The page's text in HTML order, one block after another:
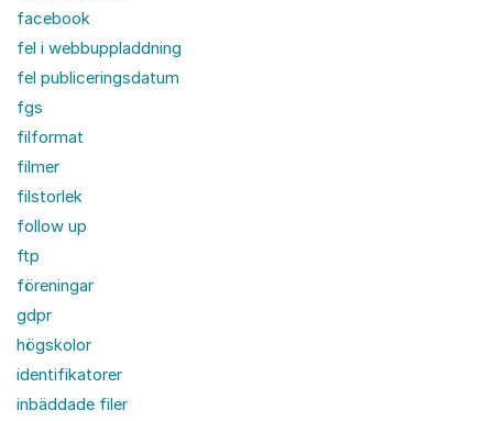
facebook
fel i webbuppladdning
fel publiceringsdatum
fgs
filformat
filmer
filstorlek
follow up
ftp
föreningar
gdpr
högskolor
identifikatorer
inbäddade filer